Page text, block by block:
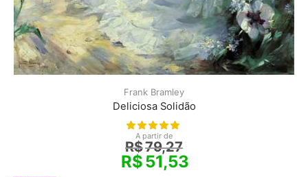
Frank Bramley
Deliciosa Solidão
A partir de
R$79,27
R$51,53